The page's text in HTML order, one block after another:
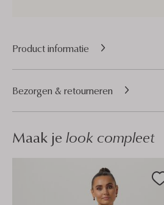
Product informatie
Bezorgen & retourneren
Maak je look compleet